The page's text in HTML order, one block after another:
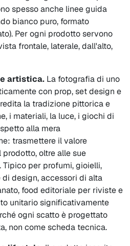
spesso anche linee guida
bianco puro, formato
Per ogni prodotto servono
frontale, laterale, dall'alto,
artistica. La fotografia di uno
con prop, set design e
la tradizione pittorica e
i materiali, la luce, i giochi di
alla mera
trasmettere il valore
oltre alle sue
per profumi, gioielli,
design, accessori di alta
food editoriale per riviste e
unitario significativamente
ogni scatto è progettato
non come scheda tecnica.